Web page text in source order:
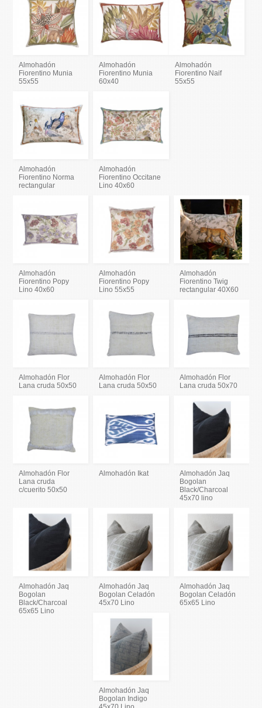
Almohadón
Fiorentino Munia
55x55
Almohadón
Fiorentino Munia
60x40
Almohadón
Fiorentino Naif
55x55
Almohadón
Fiorentino Norma
rectangular
Almohadón
Fiorentino Occitane
Lino 40x60
Almohadón
Fiorentino Popy
Lino 40x60
Almohadón
Fiorentino Popy
Lino 55x55
Almohadón
Fiorentino Twig
rectangular 40X60
Almohadón Flor
Lana cruda 50x50
Almohadón Flor
Lana cruda 50x50
Almohadón Flor
Lana cruda 50x70
Almohadón Flor
Lana cruda
c/cuerito 50x50
Almohadón Ikat
Almohadón Jaq
Bogolan
Black/Charcoal
45x70 lino
Almohadón Jaq
Bogolan
Black/Charcoal
65x65 Lino
Almohadón Jaq
Bogolan Celadón
45x70 Lino
Almohadón Jaq
Bogolan Celadón
65x65 Lino
Almohadón Jaq
Bogolan Indigo